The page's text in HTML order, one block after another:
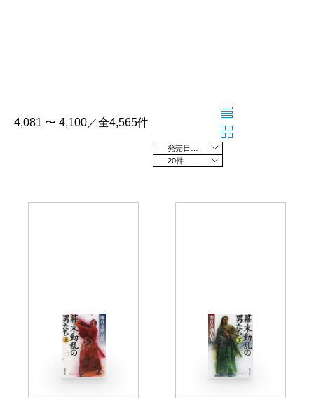
4,081 〜 4,100／全4,565件
20件